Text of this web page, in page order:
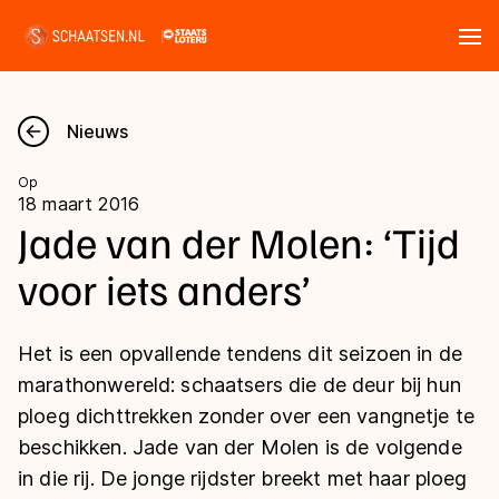
Nieuws
Kalender
Disciplines
Langebaan
Shorttrack
Inlineskaten
Uitslagen
Langebaan
Shorttrack
Marathon
Tijden & historie
Ranglijsten Langebaan
Nieuws
Op
18 maart 2016
Jade van der Molen: ‘Tijd
voor iets anders’
Het is een opvallende tendens dit seizoen in de
marathonwereld: schaatsers die de deur bij hun
ploeg dichttrekken zonder over een vangnetje te
beschikken. Jade van der Molen is de volgende
in die rij. De jonge rijdster breekt met haar ploeg